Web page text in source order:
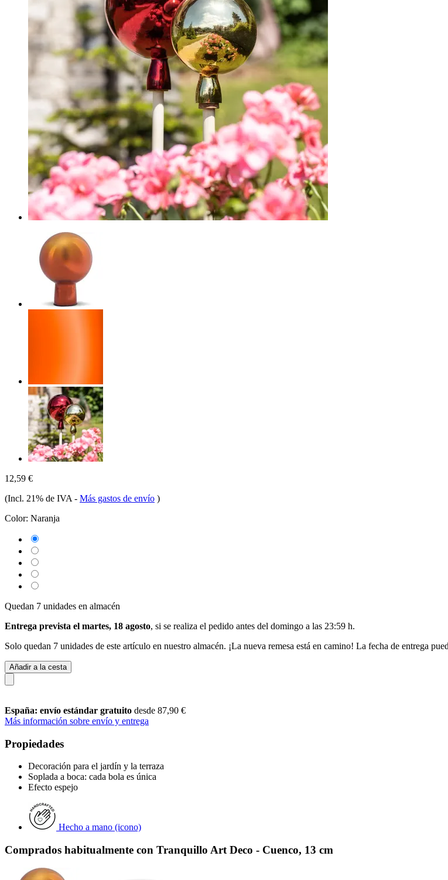
12,59 €
(Incl. 21% de IVA - Más gastos de envío )
Color: Naranja
Quedan 7 unidades en almacén
Entrega prevista el martes, 18 agosto, si se realiza el pedido antes del domingo a las 23:59 h.
Solo quedan 7 unidades de este artículo en nuestro almacén. ¡La nueva remesa está en camino! La fecha de entrega
Añadir a la cesta
España: envío estándar gratuito desde 87,90 €
Más información sobre envío y entrega
Propiedades
Decoración para el jardín y la terraza
Soplada a boca: cada bola es única
Efecto espejo
Hecho a mano (icono)
Comprados habitualmente con Tranquillo Art Deco - Cuenco, 13 cm